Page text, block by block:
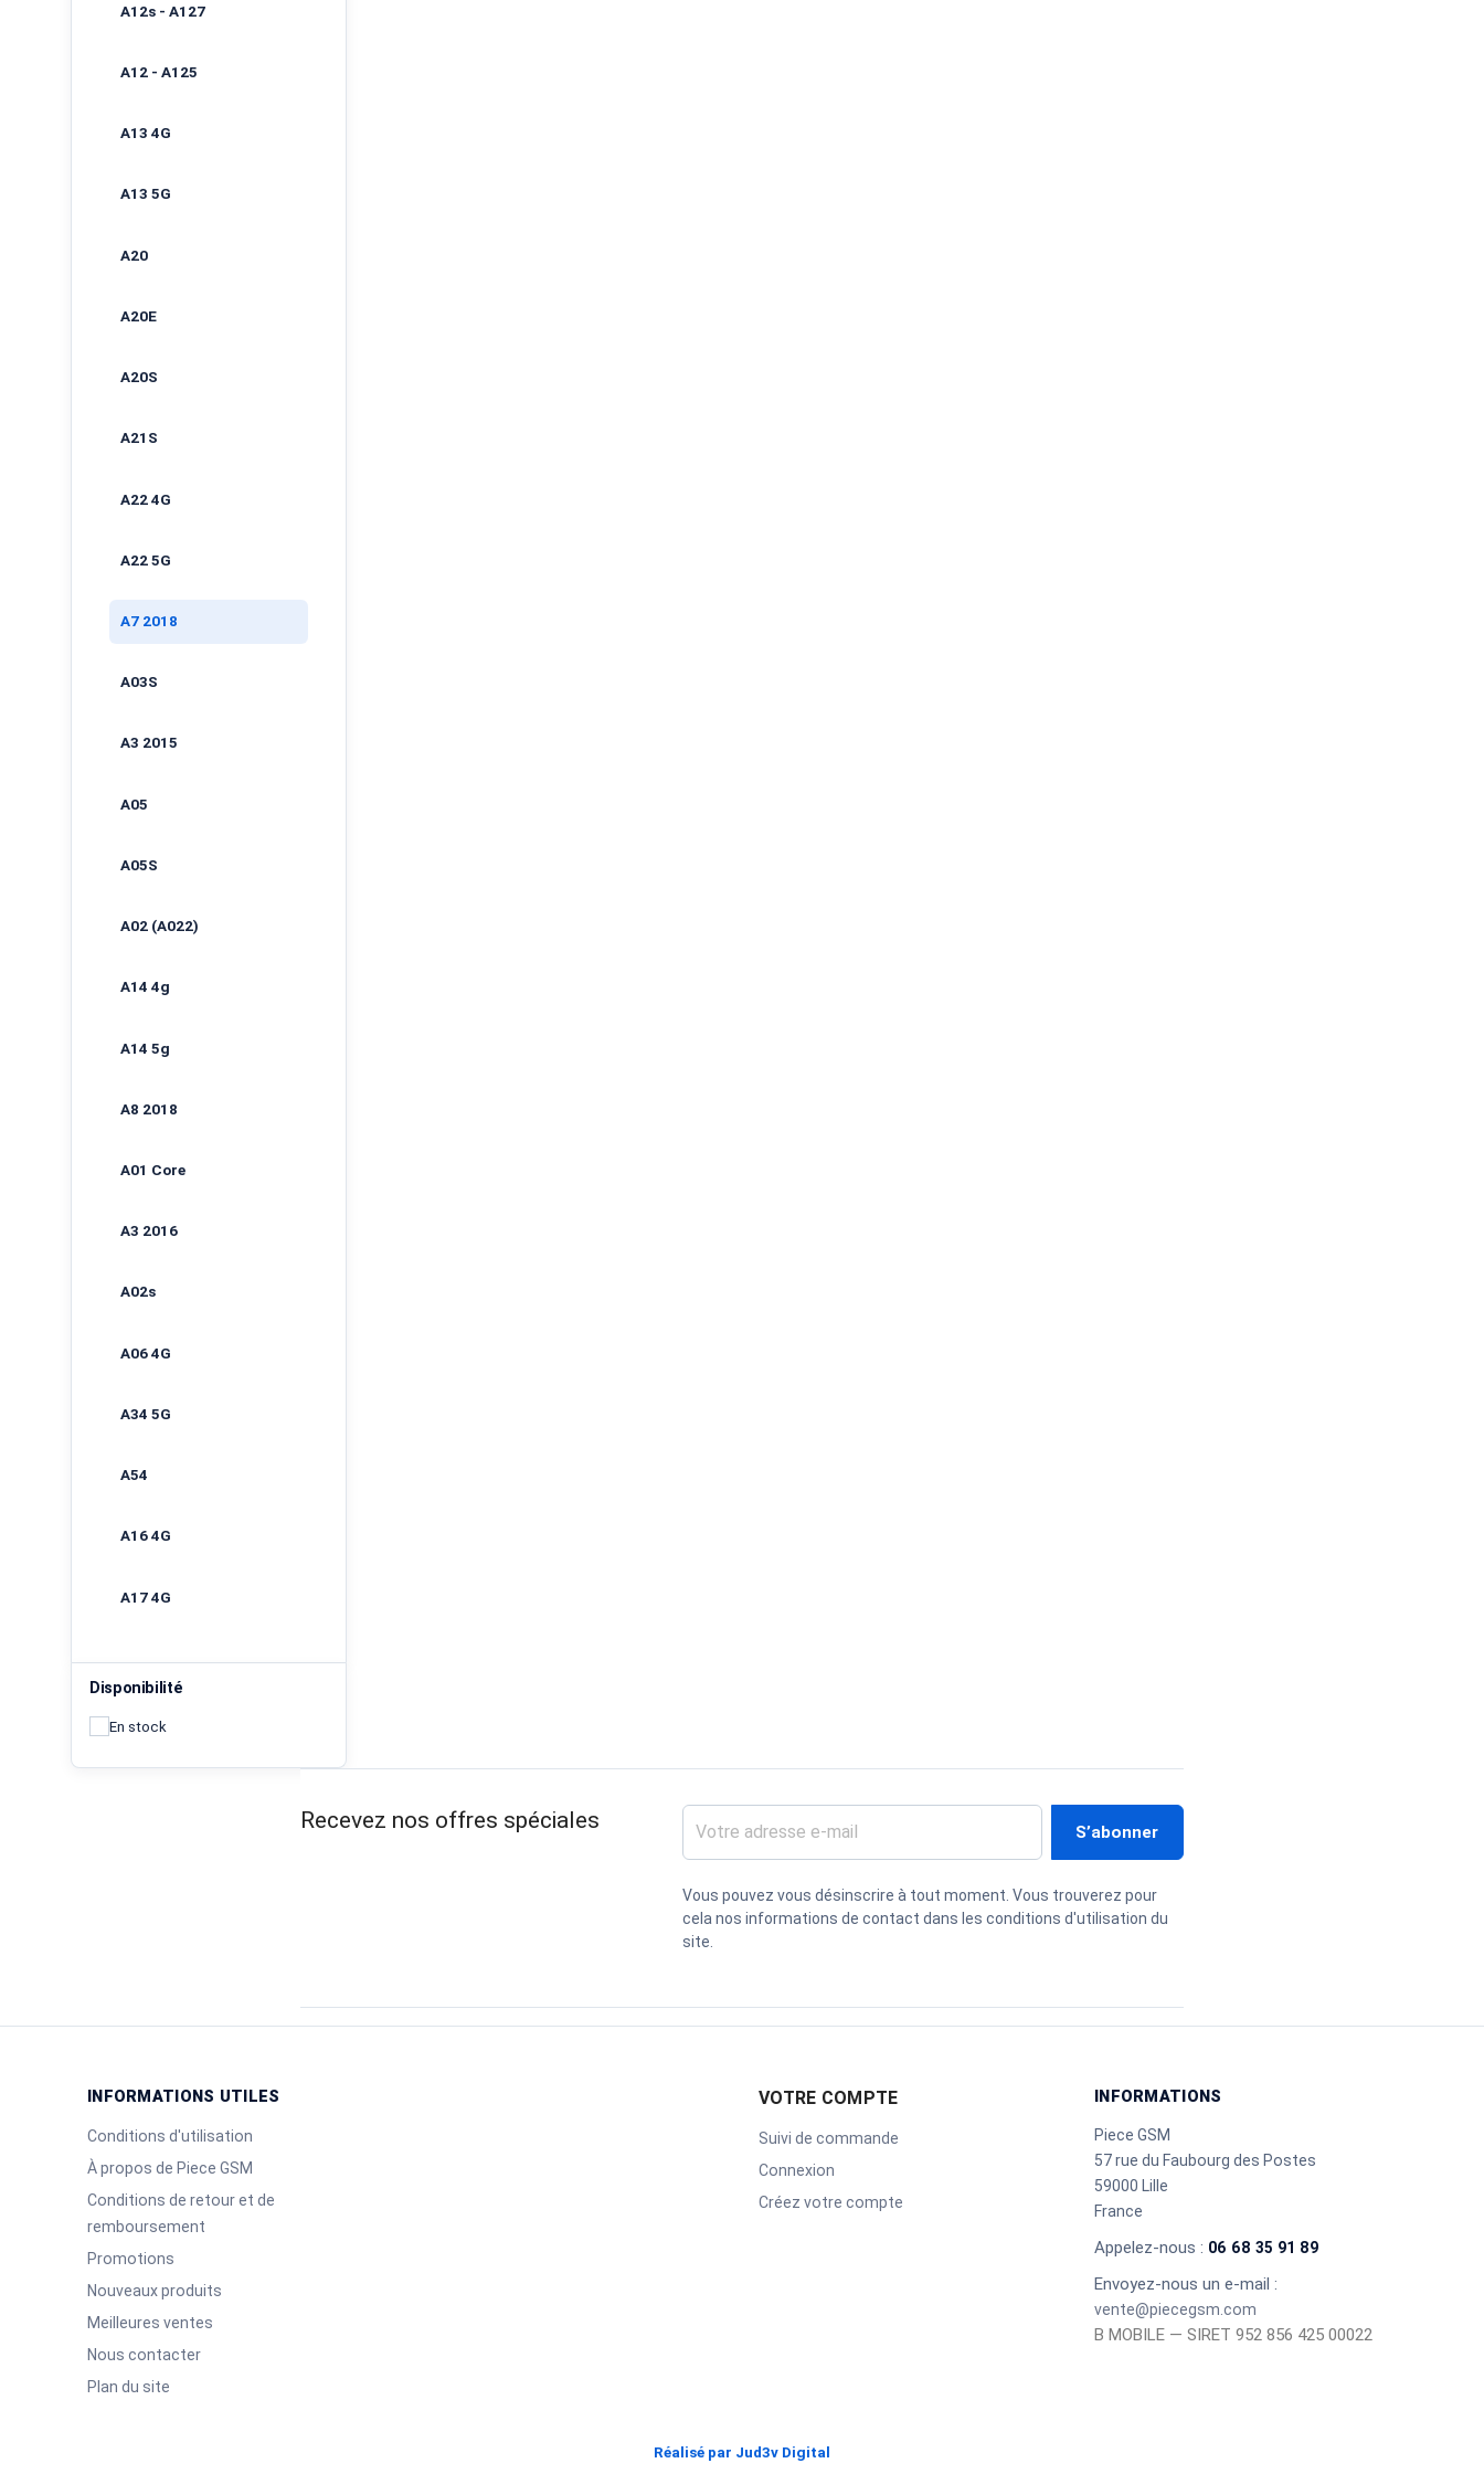
A12s - A127
A12 - A125
A13 4G
A13 5G
A20
A20E
A20S
A21S
A22 4G
A22 5G
A7 2018
A03S
A3 2015
A05
A05S
A02 (A022)
A14 4g
A14 5g
A8 2018
A01 Core
A3 2016
A02s
A06 4G
A34 5G
A54
A16 4G
A17 4G
Disponibilité
En stock
Recevez nos offres spéciales
Vous pouvez vous désinscrire à tout moment. Vous trouverez pour
cela nos informations de contact dans les conditions d'utilisation du
site.
INFORMATIONS UTILES
Conditions d'utilisation
À propos de Piece GSM
Conditions de retour et de
remboursement
Promotions
Nouveaux produits
Meilleures ventes
Nous contacter
Plan du site
VOTRE COMPTE
Suivi de commande
Connexion
Créez votre compte
INFORMATIONS
Piece GSM
57 rue du Faubourg des Postes
59000 Lille
France
Appelez-nous : 06 68 35 91 89
Envoyez-nous un e-mail :
vente@piecegsm.com
B MOBILE — SIRET 952 856 425 00022
Réalisé par Jud3v Digital